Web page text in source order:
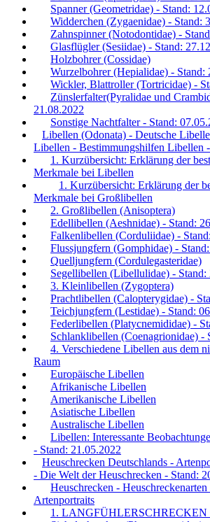
Spanner (Geometridae) - Stand:
Widderchen (Zygaenidae) - Stand:
Zahnspinner (Notodontidae) -
Glasflügler (Sesiidae) - Stand:
Holzbohrer (Cossidae)
Wurzelbohrer (Hepialidae) - Stand:
Wickler, Blattroller (Tortricidae) -
Zünslerfalter(Pyralidae und
21.08.2022
Sonstige Nachtfalter - Stand:
Libellen (Odonata) - Deutsche
Libellen - Bestimmungshilfen Libellen
1. Kurzübersicht: Erklärung der
Merkmale bei Libellen
1. Kurzübersicht: Erklärung der
Merkmale bei Großlibellen
2. Großlibellen (Anisoptera)
Edellibellen (Aeshnidae) - Stand:
Falkenlibellen (Corduliidae) -
Flussjungfern (Gomphidae) -
Quelljungfern (Cordulegasteridae)
Segellibellen (Libellulidae) - Stand:
3. Kleinlibellen (Zygoptera)
Prachtlibellen (Calopterygidae) -
Teichjungfern (Lestidae) - Stand:
Federlibellen (Platycnemididae) -
Schlanklibellen (Coenagrionidae) -
4. Verschiedene Libellen aus dem
Raum
Europäische Libellen
Afrikanische Libellen
Amerikanische Libellen
Asiatische Libellen
Australische Libellen
Libellen: Interessante
- Stand: 21.05.2022
Heuschrecken Deutschlands -
- Die Welt der Heuschrecken - Stand:
Heuschrecken -
Artenportraits
1.